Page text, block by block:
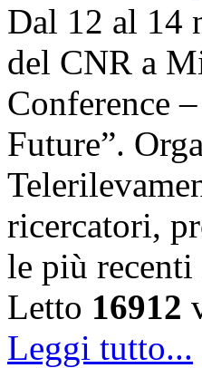
Dal 12 al 14
del CNR a
Conference
Future”.
ricercatori,
le più
Letto 16912
Leggi tutto...